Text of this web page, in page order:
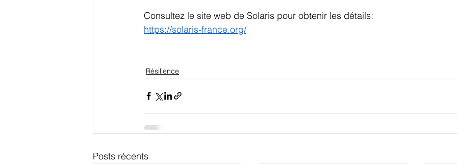
Consultez le site web de Solaris pour obtenir les détails:
https://solaris-france.org/
Résilience
Posts récents